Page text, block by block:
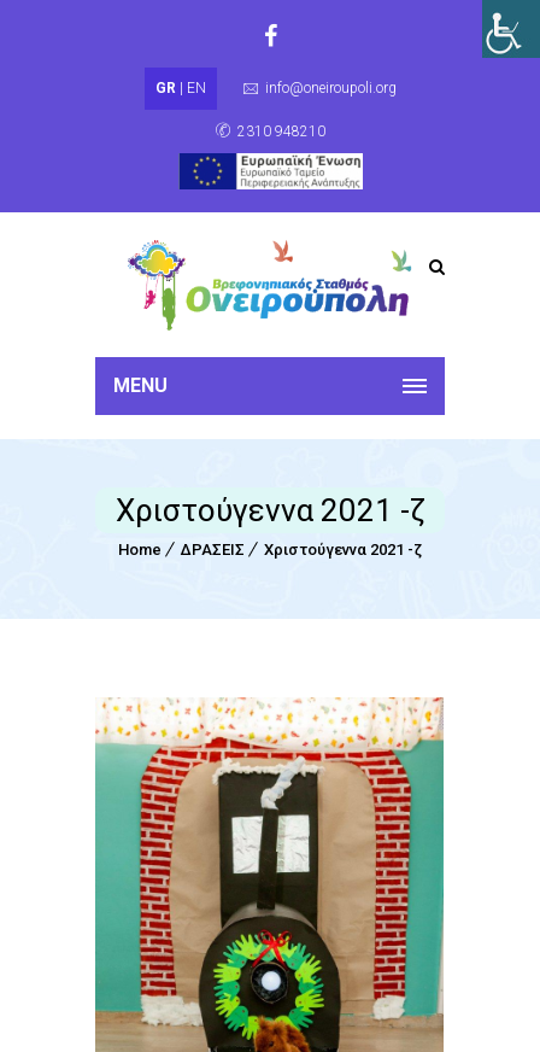
GR EN info@oneiroupoli.org
2310 948210
MENU
Χριστούγεννα 2021 -ζ
Home ΔΡΑΣΕΙΣ Χριστούγεννα 2021 -ζ